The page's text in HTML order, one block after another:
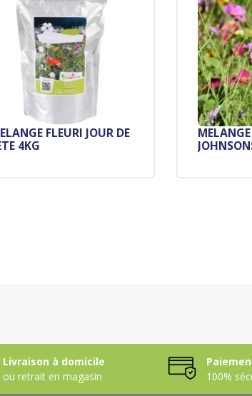
FLEURI JOUR DE
4KG
Livraison à domicile
ou retrait en magasin
100%